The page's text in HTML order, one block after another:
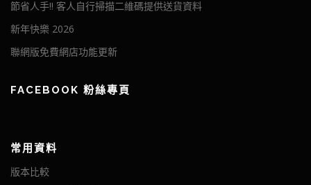
節省人手!! 客人自行掃描二維碼提供送貨資料
新年快樂 2026
聯網版免費網店功能更新
FACEBOOK 粉絲專頁
常用資料
版本比較